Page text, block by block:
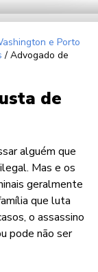
e Porto
/ Advogado de
de
alguém que
Mas e os
geralmente
que luta
o assassino
pode não ser